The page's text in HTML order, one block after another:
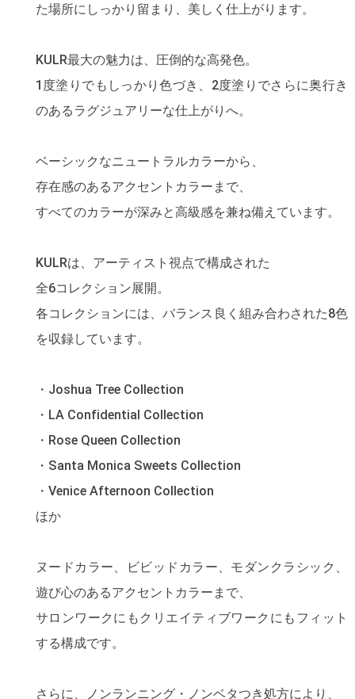
た場所にしっかり留まり、美しく仕上がります。
KULR最大の魅力は、圧倒的な高発色。
1度塗りでもしっかり色づき、2度塗りでさらに奥行き
のあるラグジュアリーな仕上がりへ。
ベーシックなニュートラルカラーから、
存在感のあるアクセントカラーまで、
すべてのカラーが深みと高級感を兼ね備えています。
KULRは、アーティスト視点で構成された
全6コレクション展開。
各コレクションには、バランス良く組み合わされた8色
を収録しています。
・Joshua Tree Collection
・LA Confidential Collection
・Rose Queen Collection
・Santa Monica Sweets Collection
・Venice Afternoon Collection
ほか
ヌードカラー、ビビッドカラー、モダンクラシック、
遊び心のあるアクセントカラーまで、
サロンワークにもクリエイティブワークにもフィット
する構成です。
さらに、ノンランニング・ノンベタつき処方により、